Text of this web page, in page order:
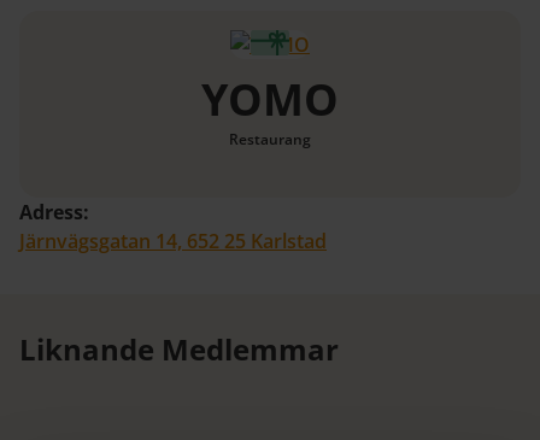
YOMO
Restaurang
Adress:
Järnvägsgatan 14, 652 25 Karlstad
Liknande Medlemmar